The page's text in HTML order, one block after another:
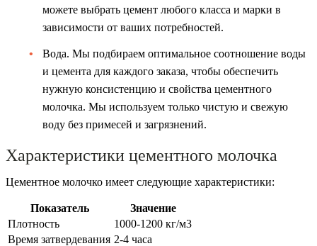
можете выбрать цемент любого класса и марки в
зависимости от ваших потребностей.
Вода. Мы подбираем оптимальное соотношение воды
и цемента для каждого заказа, чтобы обеспечить
нужную консистенцию и свойства цементного
молочка. Мы используем только чистую и свежую
воду без примесей и загрязнений.
Характеристики цементного молочка
Цементное молочко имеет следующие характеристики:
Показатель
Значение
Плотность
1000-1200 кг/м3
Время затвердевания 2-4 часа